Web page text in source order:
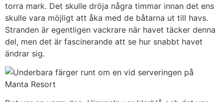
torra mark. Det skulle dröja några timmar innan det ens
skulle vara möjligt att åka med de båtarna ut till havs.
Stranden är egentligen vackrare när havet täcker denna
del, men det är fascinerande att se hur snabbt havet
ändrar sig.